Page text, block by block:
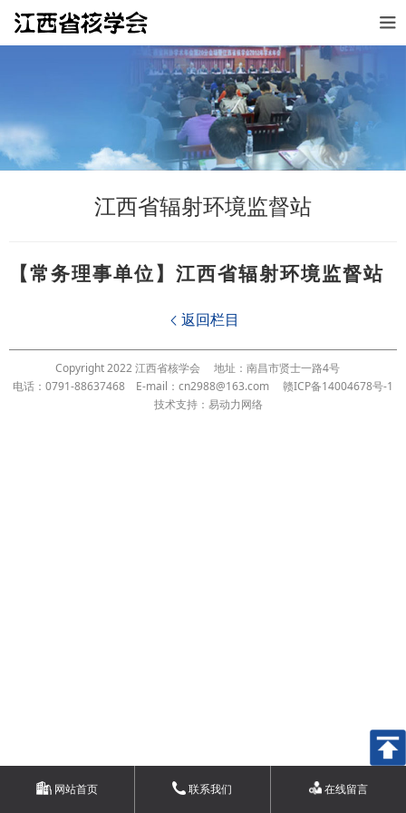
江西省辐射环境监督站
【常务理事单位】江西省辐射环境监督站
 返回栏目
Copyright 2022 江西省核学会 地址：南昌市贤士一路4号
电话：0791-88637468
E-mail：cn2988@163.com
赣ICP备14004678号-1
技术支持：易动力网络
网站首页 联系我们 在线留言